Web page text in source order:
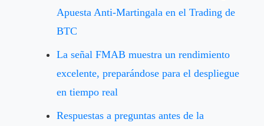
Apuesta Anti-Martingala en el Trading de
BTC
La señal FMAB muestra un rendimiento
excelente, preparándose para el despliegue
en tiempo real
Respuestas a preguntas antes de la